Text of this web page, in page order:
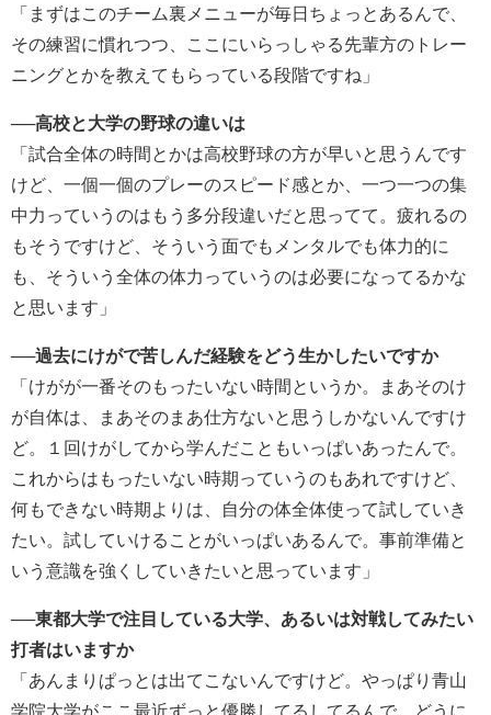
「まずはこのチーム裏メニューが毎日ちょっとあるんで、
その練習に慣れつつ、ここにいらっしゃる先輩方のトレー
ニングとかを教えてもらっている段階ですね」
──高校と大学の野球の違いは
「試合全体の時間とかは高校野球の方が早いと思うんです
けど、一個一個のプレーのスピード感とか、一つ一つの集
中力っていうのはもう多分段違いだと思ってて。疲れるの
もそうですけど、そういう面でもメンタルでも体力的に
も、そういう全体の体力っていうのは必要になってるかな
と思います」
──過去にけがで苦しんだ経験をどう生かしたいですか
「けがが一番そのもったいない時間というか。まあそのけ
が自体は、まあそのまあ仕方ないと思うしかないんですけ
ど。１回けがしてから学んだこともいっぱいあったんで。
これからはもったいない時期っていうのもあれですけど、
何もできない時期よりは、自分の体全体使って試していき
たい。試していけることがいっぱいあるんで。事前準備と
いう意識を強くしていきたいと思っています」
──東都大学で注目している大学、あるいは対戦してみたい
打者はいますか
「あんまりぱっとは出てこないんですけど。やっぱり青山